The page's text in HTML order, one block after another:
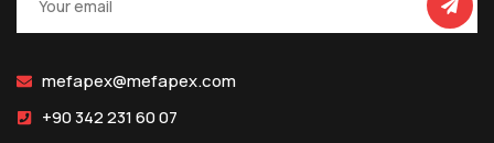
mefapex@mefapex.com
+90 342 231 60 07